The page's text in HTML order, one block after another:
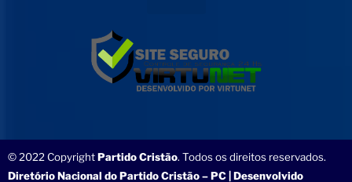
© 2022 CopyrightPartido Cristão. Todos os direitos reservados.
Diretório Nacional do Partido Cristão – PC | Desenvolvido